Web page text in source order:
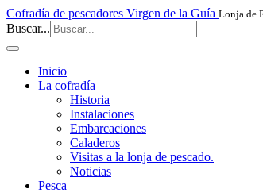
Cofradía de pescadores Virgen de la Guía Lonja de
Buscar...
Inicio
La cofradía
Historia
Instalaciones
Embarcaciones
Caladeros
Visitas a la lonja de pescado.
Noticias
Pesca